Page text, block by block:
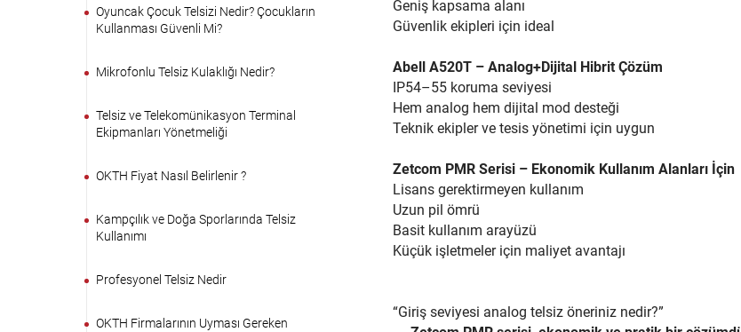
Oyuncak Çocuk Telsizi Nedir? Çocukların
Kullanması Güvenli Mi?
Mikrofonlu Telsiz Kulaklığı Nedir?
Telsiz ve Telekomünikasyon Terminal
Ekipmanları Yönetmeliği
OKTH Fiyat Nasıl Belirlenir ?
Kampçılık ve Doğa Sporlarında Telsiz
Kullanımı
Profesyonel Telsiz Nedir
OKTH Firmalarının Uyması Gereken
Geniş kapsama alanı
Güvenlik ekipleri için ideal
Abell A520T – Analog+Dijital Hibrit Çözüm
IP54–55 koruma seviyesi
Hem analog hem dijital mod desteği
Teknik ekipler ve tesis yönetimi için uygun
Zetcom PMR Serisi – Ekonomik Kullanım Alanları İçin
Lisans gerektirmeyen kullanım
Uzun pil ömrü
Basit kullanım arayüzü
Küçük işletmeler için maliyet avantajı
“Giriş seviyesi analog telsiz öneriniz nedir?”